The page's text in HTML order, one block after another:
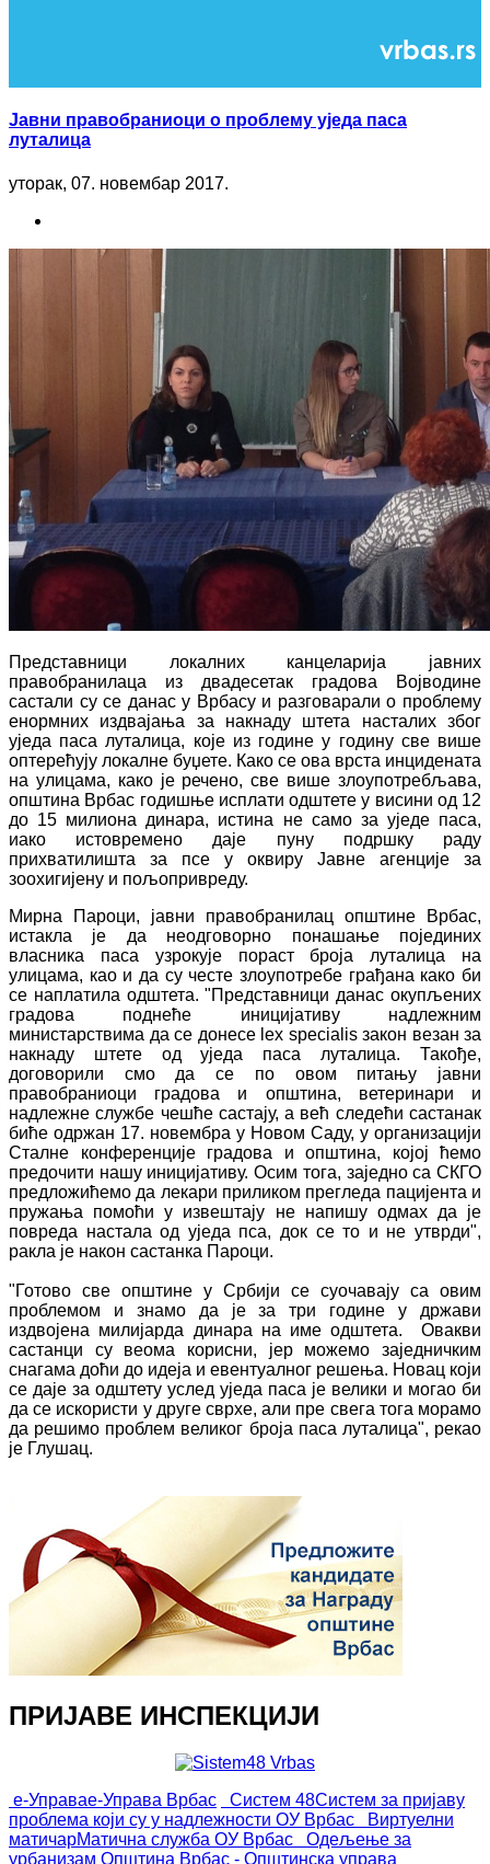
Јавни правобраниоци о проблему уједа паса
луталица
уторак, 07. новембар 2017.
Представници локалних канцеларија јавних
правобранилаца из двадесетак градова Војводине
састали су се данас у Врбасу и разговарали о проблему
енормних издвајања за накнаду штета насталих због
уједа паса луталица, које из године у годину све више
оптерећују локалне буџете. Како се ова врста инцидената
на улицама, како је речено, све више злоупотребљава,
општина Врбас годишње исплати одштете у висини од 12
до 15 милиона динара, истина не само за уједе паса,
иако истовремено даје пуну подршку раду
прихватилишта за псе у оквиру Јавне агенције за
зоохигијену и пољопривреду.
Мирна Пароци, јавни правобранилац општине Врбас,
истакла је да неодговорно понашање појединих
власника паса узрокује пораст броја луталица на
улицама, као и да су честе злоупотребе грађана како би
се наплатила одштета. "Представници данас окупљених
градова поднеће иницијативу надлежним
министарствима да се донесе lex specialis закон везан за
накнаду штете од уједа паса луталица. Такође,
договорили смо да се по овом питању јавни
правобраниоци градова и општина, ветеринари и
надлежне службе чешће састају, а већ следећи састанак
биће одржан 17. новембра у Новом Саду, у организацији
Сталне конференције градова и општина, којој ћемо
предочити нашу иницијативу. Осим тога, заједно са СКГО
предложићемо да лекари приликом прегледа пацијента и
пружања помоћи у извештају не напишу одмах да је
повреда настала од уједа пса, док се то и не утврди",
ракла је након састанка Пароци.
"Готово све општине у Србији се суочавају са овим
проблемом и знамо да је за три године у држави
издвојена милијарда динара на име одштета. Овакви
састанци су веома корисни, јер можемо заједничким
снагама доћи до идеја и евентуалног решења. Новац који
се даје за одштету услед уједа паса је велики и могао би
да се искористи у друге сврхе, али пре свега тога морамо
да решимо проблем великог броја паса луталица", рекао
је Глушац.
ПРИЈАВЕ ИНСПЕКЦИЈИ
е-Управае-Управа Врбас Систем 48Систем за пријаву
проблема који су у надлежности ОУ Врбас
Виртуелни
матичарМатична служба ОУ Врбас
Одељење за
урбанизам Општина Врбас - Општинска управа